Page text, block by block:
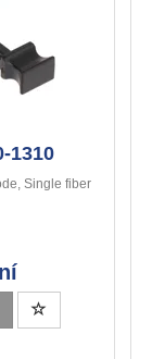
1310
Single fiber